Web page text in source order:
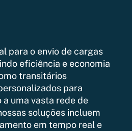
para o envio de cargas
eficiência e economia
transitários
para
uma vasta rede de
soluções incluem
em tempo real e